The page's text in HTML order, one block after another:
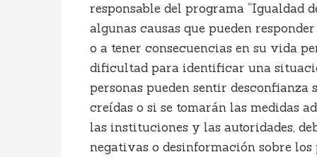
responsable del programa “Igualdad
algunas causas que pueden
o a tener consecuencias en su vida
dificultad para identificar una
personas pueden sentir
creídas o si se tomarán las medidas
las instituciones y las autoridades,
negativas o desinformación sobre